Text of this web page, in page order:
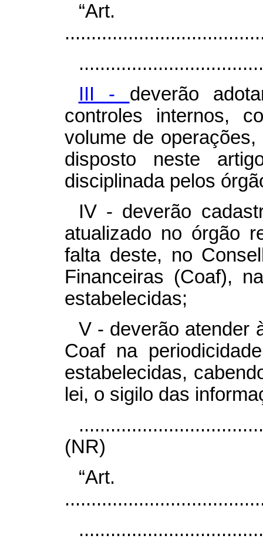
III - deverão
controles internos,
volume de
disposto neste
disciplinada pelos
IV - deverão
atualizado no órgão
falta deste, no
Financeiras (Coaf),
estabelecidas;
V - deverão atender
Coaf na
estabelecidas,
lei, o sigilo das
(NR)